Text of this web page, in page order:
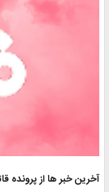
آخرین خبر ها از پرونده